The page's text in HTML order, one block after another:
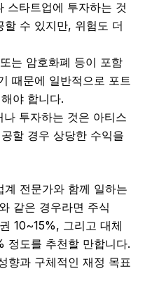
스타트업에 투자하는 것
수 있지만, 위험도 더
는 암호화폐 등이 포함
때문에 일반적으로 포트
야 합니다.
투자하는 것은 아티스
할 경우 상당한 수익을
전문가와 함께 일하는
같은 경우라면 주식
10~15%, 그리고 대체
정도를 추천할 만합니다.
향과 구체적인 재정 목표